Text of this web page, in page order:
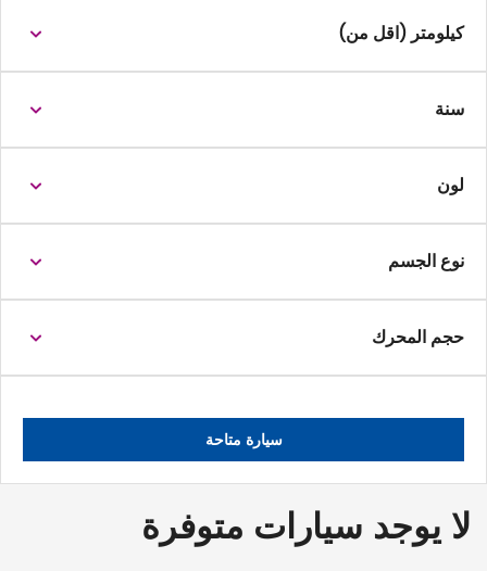
كيلومتر (اقل من)
سنة
لون
نوع الجسم
حجم المحرك
سيارة متاحة
لا يوجد سيارات متوفرة